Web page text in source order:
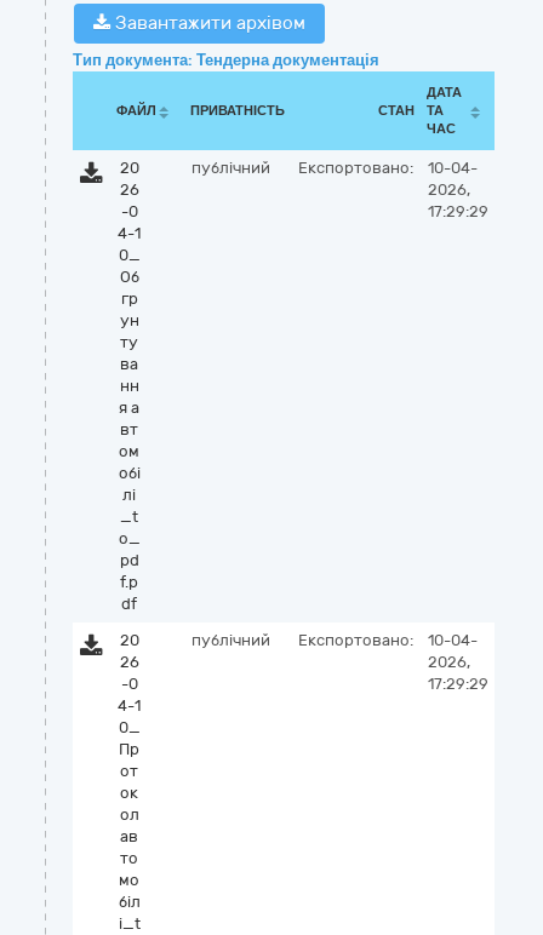
Завантажити архівом
Тип документа: Тендерна документація
ФАЙЛ ПРИВАТНІСТЬ СТАН
ДАТА
ТА
ЧАС
20
26
-0
4-1
0_
Об
гр
ун
ту
ва
нн
я а
вт
ом
обі
лі
_t
o_
pd
f.p
df
публічний Експортовано:
10-04-
2026,
17:29:29
20
26
-0
4-1
0_
Пр
от
ок
ол
ав
то
мо
біл
і_t
публічний Експортовано:
10-04-
2026,
17:29:29